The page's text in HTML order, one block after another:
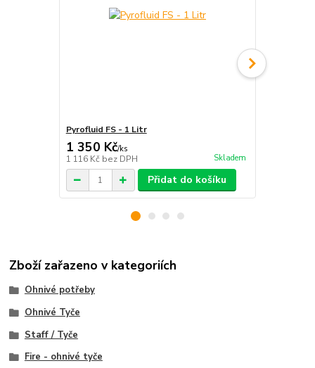
Pyrofluid FS - 1 Litr
1 350 Kč/ks
1 116 Kč bez DPH Skladem
Přidat do košíku
Zboží zařazeno v kategoriích
Ohnivé potřeby
Ohnivé Tyče
Staff / Tyče
Fire - ohnivé tyče